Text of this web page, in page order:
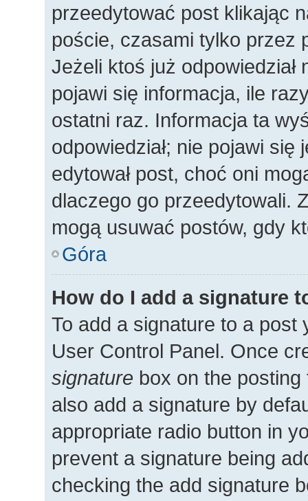
przeedytować post klikając
poście, czasami tylko przez
Jeżeli ktoś już
pojawi się informacja, ile
ostatni raz. Informacja ta
odpowiedział; nie pojawi
edytował post, choć oni
dlaczego go przeedytowali.
mogą usuwać postów, gdy
Góra
How do I add a signature
To add a signature to a
User Control Panel. Once
signature box on the
also add a signature by
appropriate radio button in
prevent a signature being
checking the add signature